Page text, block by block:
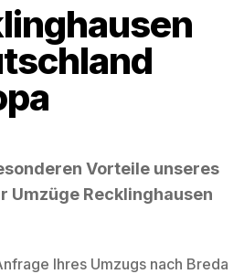
Vorteile unseres
Umzüge Recklinghausen
Ihres Umzugs nach Breda